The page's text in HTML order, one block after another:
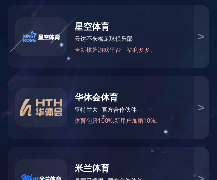
1条记录 当前页 1/1第 1-1 条
政府类网站链接